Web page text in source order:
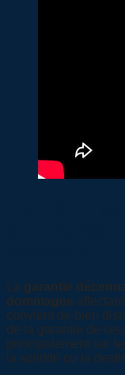
La garantie
dommages
convient de bien
de la garantie de
principalement sur
la solidité ou la